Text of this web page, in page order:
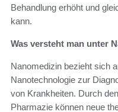
Behandlung erhöht und
kann.
Was versteht man unter
Nanomedizin bezieht sich
Nanotechnologie zur
von Krankheiten. Durch
Pharmazie können neue